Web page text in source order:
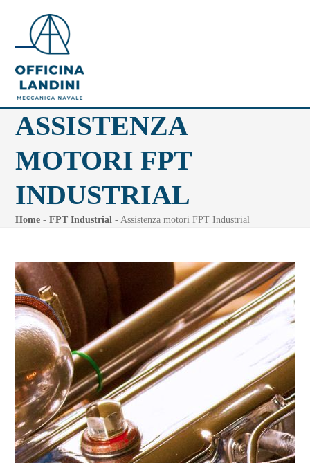
content
Open
mobile
menu
Close
mobile
menu
ASSISTENZA
MOTORI FPT
INDUSTRIAL
Home -FPT Industrial -Assistenza motori FPT Industrial